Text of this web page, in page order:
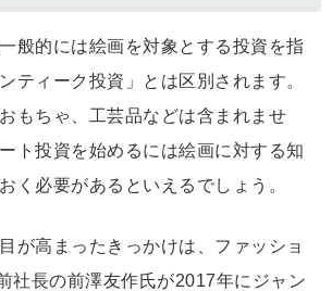
般的には絵画を対象とする投資を指
ティーク投資」とは区別されます。
もちゃ、工芸品などは含まれませ
ト投資を始めるには絵画に対する知
く必要があるといえるでしょう。
が高まったきっかけは、ファッショ
社長の前澤友作氏が2017年にジャン